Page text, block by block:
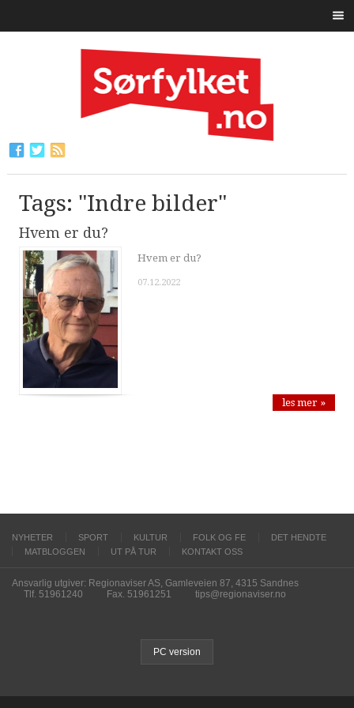
Tags: "Indre bilder"
Hvem er du?
Hvem er du?
07.12.2022
les mer »
NYHETER SPORT KULTUR FOLK OG FE
DET HENDTE
MATBLOGGEN
UT PÅ TUR KONTAKT OSS
Ansvarlig utgiver: Regionaviser AS, Gamleveien 87, 4315 Sandnes
Tlf. 51961240
Fax. 51961251 tips@regionaviser.no
PC version